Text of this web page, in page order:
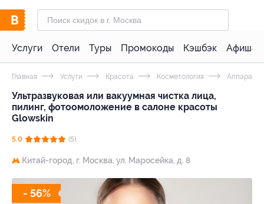
Услуги Отели Туры Промокоды Кэшбэк Афиша
Главная Услуги Красота Косметология
Ультразвуковая или вакуумная чистка лица,
пилинг, фотоомоложение в салоне красоты
Glowskin
5.0 (5)
Китай-город, г. Москва, ул. Маросейка, д. 8
- 56%